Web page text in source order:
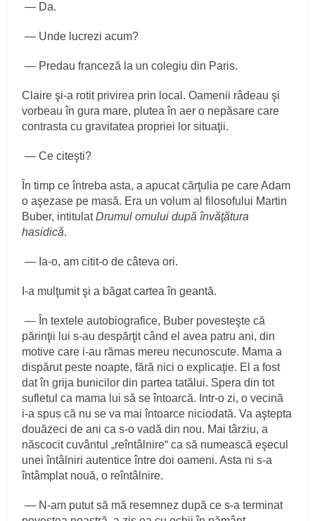
— Da.
— Unde lucrezi acum?
— Predau franceză la un colegiu din Paris.
Claire şi‑a rotit privirea prin local. Oamenii râdeau şi
vorbeau în gura mare, plutea în aer o nepăsare care
contrasta cu gravitatea propriei lor situaţii.
— Ce citeşti?
În timp ce întreba asta, a apucat cărţulia pe care Adam
o aşezase pe masă. Era un volum al filosofului Martin
Buber, intitulatDrumul omului după învăţătura
hasidică.
— Ia‑o, am citit‑o de câteva ori.
I‑a mulţumit şi a băgat cartea în geantă.
— În textele autobiografice, Buber povesteşte că
părinţii lui s‑au despărţit când el avea patru ani, din
motive care i‑au rămas mereu necunoscute. Mama a
dispărut peste noapte, fără nici o explicaţie. El a fost
dat în grija bunicilor din partea tatălui. Spera din tot
sufletul ca mama lui să se întoarcă. Intr‑o zi, o vecină
i‑a spus că nu se va mai întoarce niciodată. Va aştepta
douăzeci de ani ca s‑o vadă din nou. Mai târziu, a
născocit cuvântul „reîntâlnire“ ca să numească eşecul
unei întâlniri autentice între doi oameni. Asta ni s‑a
întâmplat nouă, o reîntâlnire.
— N‑am putut să mă resemnez după ce s‑a terminat